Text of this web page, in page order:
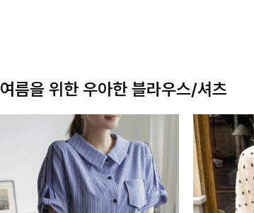
여름을 위한 우아한 블라우스/셔츠